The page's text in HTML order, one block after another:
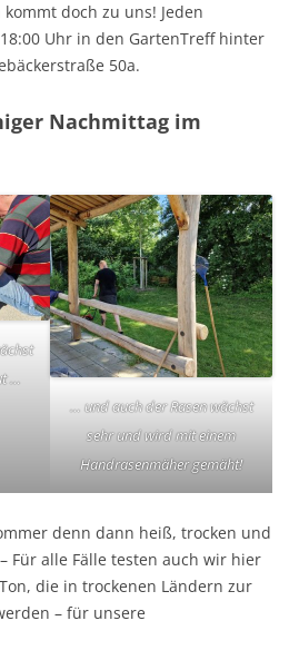
doch zu uns! Jeden
Uhr in den GartenTreff hinter
50a.
Nachmittag im
…
… und auch der Rasen wächst
sehr und wird mit einem
Handrasenmäher gemäht!
denn dann heiß, trocken und
Für alle Fälle testen auch wir hier
die in trockenen Ländern zur
– für unsere